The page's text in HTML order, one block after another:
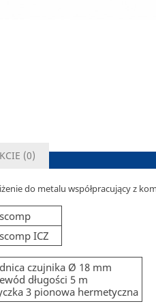
(0)
do metalu współpracujący z
ICZ
czujnika Ø 18 mm
długości 5 m
3 pionowa hermetyczna